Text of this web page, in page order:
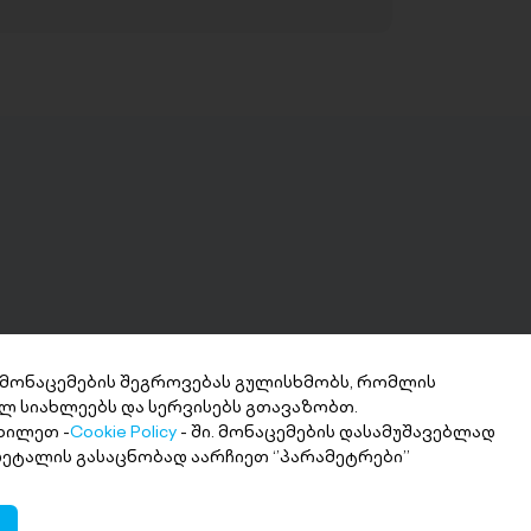
მიღება 2
თანხა სასურველ ანგარიშზე
შეგროვებას გულისხმობს, რომლის
სიახლეებს და სერვისებს გთავაზობთ.
-Cookie Policy - ში. მონაცემების დასამუშავებლად
გასაცნობად აარჩიეთ ‘’პარამეტრები’’